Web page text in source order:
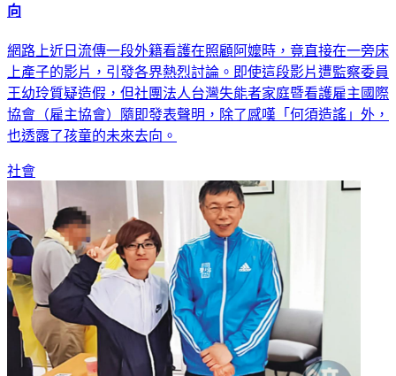
向
網路上近日流傳一段外籍看護在照顧阿嬤時，竟直接在一旁床
上產子的影片，引發各界熱烈討論。即使這段影片遭監察委員
王幼玲質疑造假，但社團法人台灣失能者家庭暨看護雇主國際
協會（雇主協會）隨即發表聲明，除了感嘆「何須造謠」外，
也透露了孩童的未來去向。
社會